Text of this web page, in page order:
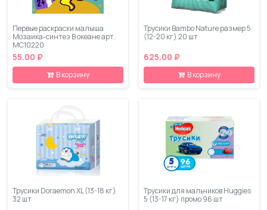
Первые раскраски малыша
Мозаика-синтез В океане арт.
МС10220
55.00 ₽
В корзину
Трусики Bambo Nature размер 5
(12-20 кг) 20 шт
625.00 ₽
В корзину
Трусики Doraemon XL (13-18 кг)
32 шт
Трусики для мальчиков Huggies
5 (13-17 кг) промо 96 шт